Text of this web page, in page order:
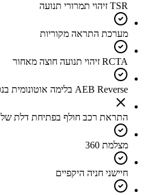
TSR זיהוי תמרורי תנועה
מערכת התראה מקוריות
RCTA זיהוי תנועה חוצה מאחור
AEB Reverse בלימה אוטונומית בנסיעה לאחור
התראת רכב חולף בפתיחת דלת
מצלמת 360
חיישני חניה היקפיים